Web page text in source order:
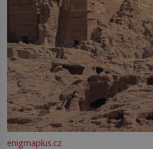
enigmaplus.cz